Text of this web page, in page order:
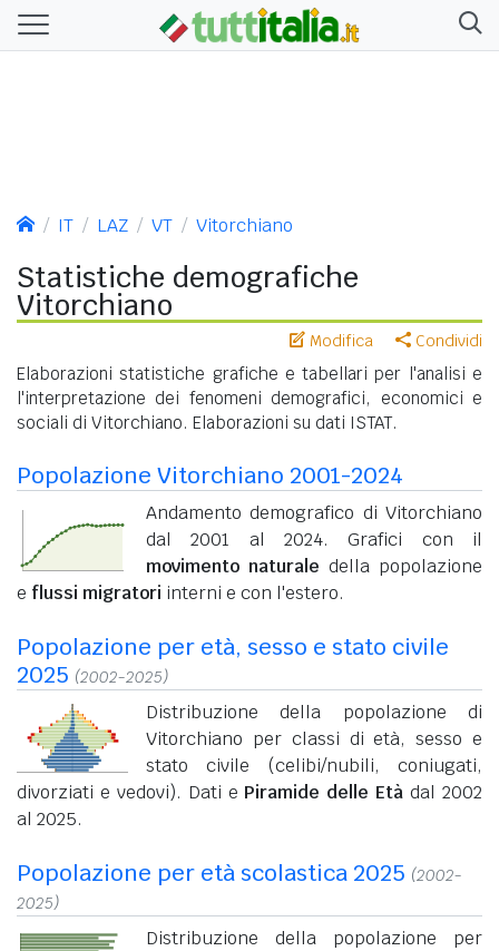
IT LAZ VT Vitorchiano
Statistiche demografiche
Vitorchiano
Modifica Condividi
Elaborazioni statistiche grafiche e tabellari per l'analisi e
l'interpretazione dei fenomeni demografici, economici e
sociali di Vitorchiano. Elaborazioni su dati ISTAT.
Popolazione Vitorchiano 2001-2024
Andamento demografico di Vitorchiano
dal 2001 al 2024. Grafici con il
movimento naturale della popolazione
e flussi migratori interni e con l'estero.
Popolazione per età, sesso e stato civile
2025 (2002-2025)
Distribuzione della popolazione di
Vitorchiano per classi di età, sesso e
stato civile (celibi/nubili, coniugati,
divorziati e vedovi). Dati e Piramide delle Età dal 2002
al 2025.
Popolazione per età scolastica 2025 (2002-
2025)
Distribuzione della popolazione per